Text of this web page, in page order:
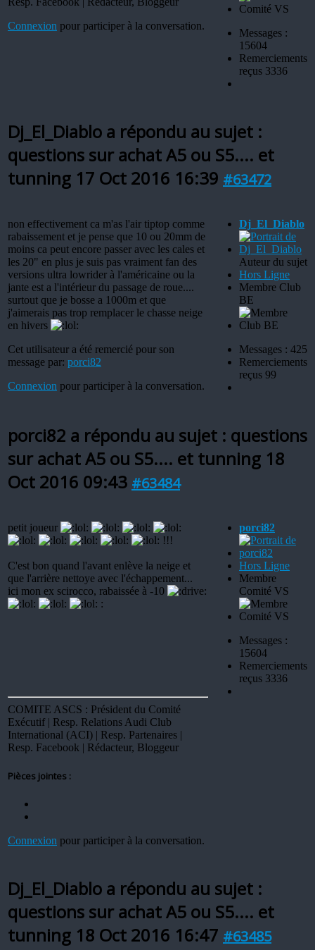
Connexion pour participer à la conversation.
Messages :
15604
Remerciements
reçus 3336
Dj_El_Diablo a répondu au sujet :
questions sur achat A5 ou S5.... et
tunning 17 Oct 2016 16:39 #63472
non effectivement ca m'as l'air tiptop comme
rabaissement et je pense que 10 ou 20mm de
moins ca peut encore passer avec les cales et
les 20" en plus je suis pas vraiment fan des
versions ultra lowrider à l'américaine ou la
jante est a l'intérieur du passage de roue....
surtout que je bosse a 1000m et que
j'aimerais pas trop remplacer le chasse neige
en hivers
Cet utilisateur a été remercié pour son
message par: porci82
Connexion pour participer à la conversation.
Dj_El_Diablo
Auteur du sujet
Hors Ligne
Membre Club
BE
Messages : 425
Remerciements
reçus 99
porci82 a répondu au sujet : questions
sur achat A5 ou S5.... et tunning 18
Oct 2016 09:43 #63484
petit joueur
!!!
C'est bon quand l'avant enlève la neige et
que l'arrière nettoye avec l'échappement...
ici mon ex scirocco, rabaissée à -10
:
COMITE ASCS : Président du Comité
Exécutif | Resp. Relations Audi Club
International (ACI) | Resp. Partenaires |
Resp. Facebook | Rédacteur, Bloggeur
Pièces jointes :
Connexion pour participer à la conversation.
porci82
Hors Ligne
Membre
Comité VS
Messages :
15604
Remerciements
reçus 3336
Dj_El_Diablo a répondu au sujet :
questions sur achat A5 ou S5.... et
tunning 18 Oct 2016 16:47 #63485